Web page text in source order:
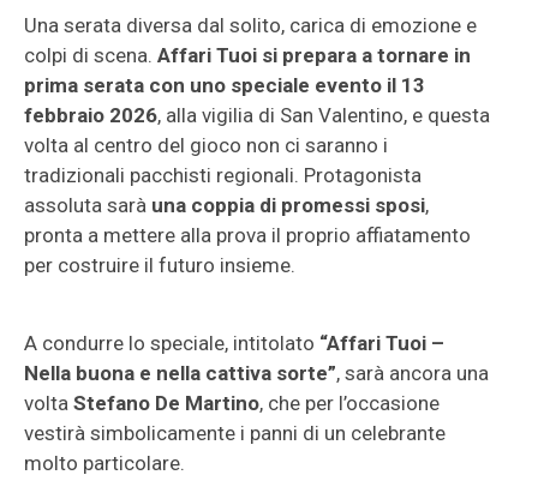
Una serata diversa dal solito, carica di emozione e
colpi di scena. Affari Tuoi si prepara a tornare in
prima serata con uno speciale evento il 13
febbraio 2026, alla vigilia di San Valentino, e questa
volta al centro del gioco non ci saranno i
tradizionali pacchisti regionali. Protagonista
assoluta sarà una coppia di promessi sposi,
pronta a mettere alla prova il proprio affiatamento
per costruire il futuro insieme.
A condurre lo speciale, intitolato “Affari Tuoi –
Nella buona e nella cattiva sorte”, sarà ancora una
volta Stefano De Martino, che per l’occasione
vestirà simbolicamente i panni di un celebrante
molto particolare.